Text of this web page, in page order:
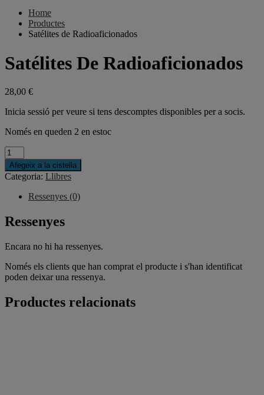
Home
Productes
Satélites de Radioaficionados
Satélites De Radioaficionados
28,00 €
Inicia sessió per veure si tens descomptes disponibles per a socis.
Només en queden 2 en estoc
quantitat
de
Satélites
de
Radioaficionados
Afegeix a la cistella
Categoria: Llibres
Ressenyes (0)
Ressenyes
Encara no hi ha ressenyes.
Només els clients que han comprat el producte i s'han identificat
poden deixar una ressenya.
Productes relacionats